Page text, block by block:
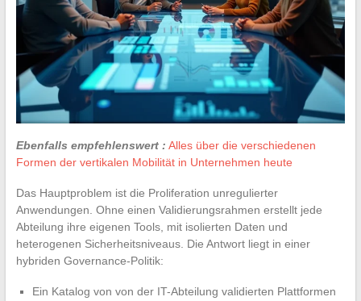
Ebenfalls empfehlenswert : Alles über die verschiedenen
Formen der vertikalen Mobilität in Unternehmen heute
Das Hauptproblem ist die Proliferation unregulierter
Anwendungen. Ohne einen Validierungsrahmen erstellt jede
Abteilung ihre eigenen Tools, mit isolierten Daten und
heterogenen Sicherheitsniveaus. Die Antwort liegt in einer
hybriden Governance-Politik:
Ein Katalog von von der IT-Abteilung validierten Plattformen